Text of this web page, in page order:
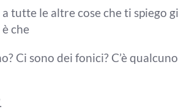
tutte le altre cose che tispiego
che
Ci sono dei fonici? C’è